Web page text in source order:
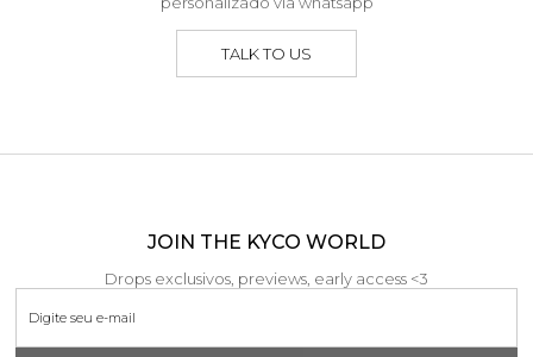
TALK TO US
JOIN THE KYCO WORLD
Drops exclusivos, previews, early access <3